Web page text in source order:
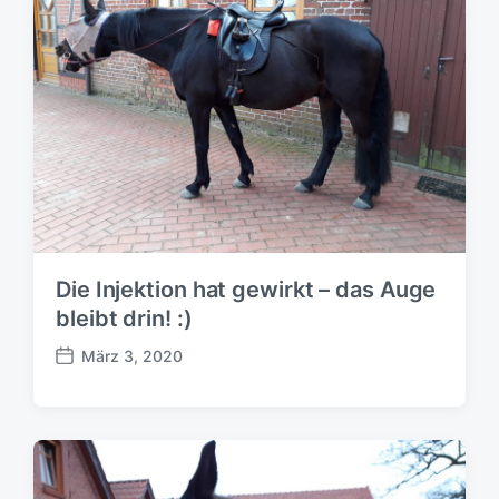
s
d
a
t
u
m
Die Injektion hat gewirkt – das Auge
bleibt drin! :)
B
t
a
März 3, 2020